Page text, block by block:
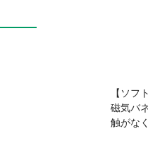
【ソフ
磁気バ
触がな